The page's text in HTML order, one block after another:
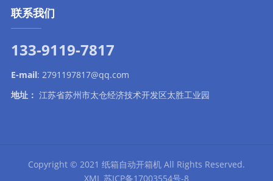
联系我们
133-9119-7817
E-mail: 2791197817@qq.com
地址： 江苏省苏州市太仓经济技术开发区太胜工业园
Copyright © 2021 纸箱自动开箱机All Rights Reserved.
XML 苏ICP备17003554号-8